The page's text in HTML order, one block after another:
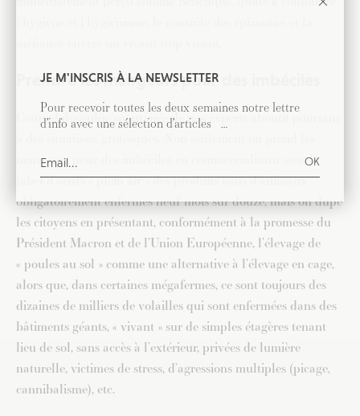
Prendre les mangeurs pour des imbéciles
Cette philosophie spontanée de nos experts aboutit pourtant
mangeurs pour des imbéciles en commercialisant sous le
label d’oeufs « plein air » des produits issus d’animaux
obligatoirement enfermés neuf mois sur douze, mais on dupe
les citoyens en présentant, conformément à la promesse du
Président Macron et de l’Union Européenne, l’élevage de
« poules au sol » comme une alternative à l’élevage en cage,
alors que, dans certaines mégafermes, ce sont toujours des
dizaines de milliers de volailles qui sont enfermées dans des
bâtiments géants, « vivant » sur de simples étagères tenant
lieu de sol, sans accès à l’extérieur, privées de lumière
naturelle, victimes de stress, d’agressions multiples (picage,
cannibalisme), etc.
JE M'INSCRIS À LA NEWSLETTER
Pour recevoir toutes les deux semaines notre lettre
d’info avec une sélection d’articles …